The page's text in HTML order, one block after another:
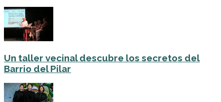
Un taller vecinal descubre los secretos del
Barrio del Pilar